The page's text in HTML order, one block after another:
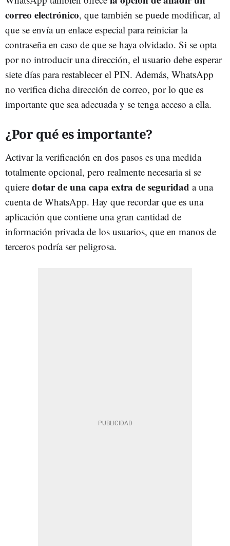
correo electrónico, que también se puede modificar, al
que se envía un enlace especial para reiniciar la
contraseña en caso de que se haya olvidado. Si se opta
por no introducir una dirección, el usuario debe esperar
siete días para restablecer el PIN. Además, WhatsApp
no verifica dicha dirección de correo, por lo que es
importante que sea adecuada y se tenga acceso a ella.
¿Por qué es importante?
Activar la verificación en dos pasos es una medida
totalmente opcional, pero realmente necesaria si se
quiere dotar de una capa extra de seguridad a una
cuenta de WhatsApp. Hay que recordar que es una
aplicación que contiene una gran cantidad de
información privada de los usuarios, que en manos de
terceros podría ser peligrosa.